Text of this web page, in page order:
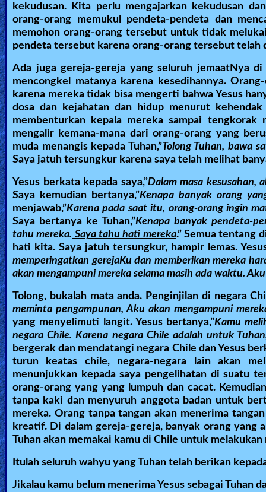
kekudusan. Kita perlu mengajarkan kekudusan
orang-orang memukul pendeta-pendeta dan
memohon orang-orang tersebut untuk tidak
pendeta tersebut karena orang-orang tersebut telah
Ada juga gereja-gereja yang seluruh jemaatNya
mencongkel matanya karena kesedihannya.
karena mereka tidak bisa mengerti bahwa Yesus
dosa dan kejahatan dan hidup menurut
membenturkan kepala mereka sampai
mengalir kemana-mana dari orang-orang yang
muda menangis kepada Tuhan,”Tolong Tuhan, bawa
Saya jatuh tersungkur karena saya telah melihat
Yesus berkata kepada saya,”Dalam masa kesusahan,
Saya kemudian bertanya,”Kenapa banyak orang
menjawab,”Karena pada saat itu, orang-orang ingin
Saya bertanya ke Tuhan,”Kenapa banyak pendeta-
tahu mereka. Saya tahu hati mereka.” Semua tentang
hati kita. Saya jatuh tersungkur, hampir lemas.
memperingatkan gerejaKu dan memberikan mereka
akan mengampuni mereka selama masih ada waktu.
Tolong, bukalah mata anda. Penginjilan di negara
meminta pengampunan, Aku akan mengampuni
yang menyelimuti langit. Yesus bertanya,”Kamu
negara Chile. Karena negara Chile adalah untuk
bergerak dan mendatangi negara Chile dan Yesus
turun keatas chile, negara-negara lain akan
menunjukkan kepada saya pengelihatan di suatu
orang-orang yang yang lumpuh dan cacat.
tanpa kaki dan menyuruh anggota badan untuk
mereka. Orang tanpa tangan akan menerima
kreatif. Di dalam gereja-gereja, banyak orang yang
Tuhan akan memakai kamu di Chile untuk
Itulah seluruh wahyu yang Tuhan telah berikan
Jikalau kamu belum menerima Yesus sebagai Tuhan